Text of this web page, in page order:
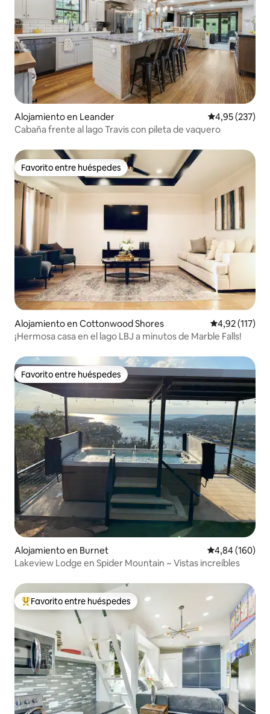
Alojamiento en Leander Calificación
4,95 (237)
Cabaña frente al lago Travis con pileta de vaquero
Favorito entre huéspedes
Favorito entre huéspedes
Alojamiento en Cottonwood Shores Calificación
4,92 (117)
¡Hermosa casa en el lago LBJ a minutos de Marble Falls!
Favorito entre huéspedes
Favorito entre huéspedes
Alojamiento en Burnet Calificación
4,84 (160)
Lakeview Lodge en Spider Mountain ~ Vistas increíbles
Favorito entre los huéspedes más destacados
Favorito entre huéspedes